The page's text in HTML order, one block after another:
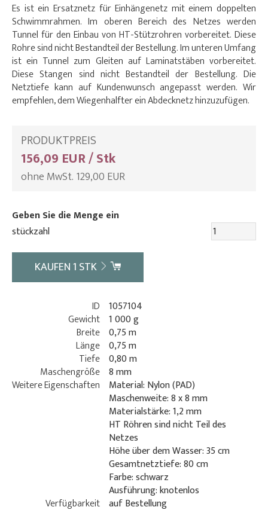
Es ist ein Ersatznetz für Einhängenetz mit einem doppelten
Schwimmrahmen. Im oberen Bereich des Netzes werden
Tunnel für den Einbau von HT-Stützrohren vorbereitet. Diese
Rohre sind nicht Bestandteil der Bestellung. Im unteren Umfang
ist ein Tunnel zum Gleiten auf Laminatstäben vorbereitet.
Diese Stangen sind nicht Bestandteil der Bestellung. Die
Netztiefe kann auf Kundenwunsch angepasst werden. Wir
empfehlen, dem Wiegenhalfter ein Abdecknetz hinzuzufügen.
PRODUKTPREIS
156,09 EUR / Stk
ohne MwSt. 129,00 EUR
Geben Sie die Menge ein
stückzahl
KAUFEN1 STK
ID 1057104
Gewicht 1 000 g
Breite 0,75 m
Länge 0,75 m
Tiefe 0,80 m
Maschengröße 8 mm
Weitere Eigenschaften
Material: Nylon (PAD)
Maschenweite: 8 x 8 mm
Materialstärke: 1,2 mm
HT Röhren sind nicht Teil des
Netzes
Höhe über dem Wasser: 35 cm
Gesamtnetztiefe: 80 cm
Farbe: schwarz
Ausführung: knotenlos
Verfügbarkeit auf Bestellung